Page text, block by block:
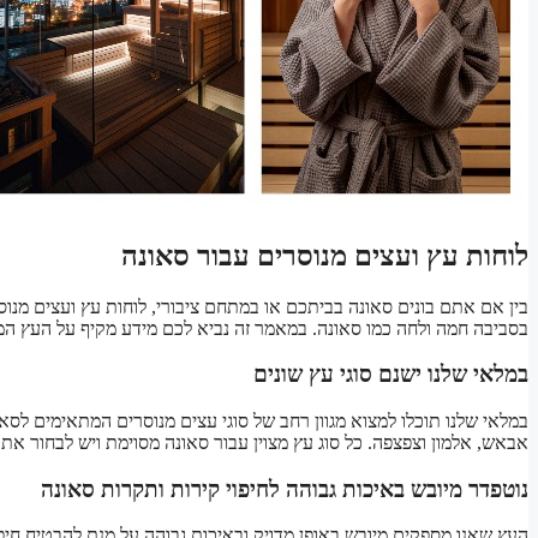
לוחות עץ ועצים מנוסרים עבור סאונה
בין אם אתם בונים סאונה בביתכם או במתחם ציבורי, לוחות עץ ועצים
בסביבה חמה ולחה כמו סאונה. במאמר זה נביא לכם מידע מקיף על העץ
במלאי שלנו ישנם סוגי עץ שונים
במלאי שלנו תוכלו למצוא מגוון רחב של סוגי עצים מנוסרים המתאימים
אבאש, אלמון וצפצפה. כל סוג עץ מצוין עבור סאונה מסוימת ויש
נוטפדר מיובש באיכות גבוהה לחיפוי קירות ותקרות סאונה